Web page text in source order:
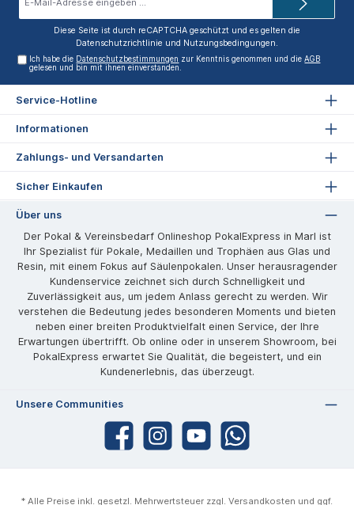
Diese Seite ist durch reCAPTCHA geschützt und es gelten die
Datenschutzrichtlinie und Nutzungsbedingungen.
Ich habe die Datenschutzbestimmungen zur Kenntnis genommen und dieAGB
gelesen und bin mit ihnen einverstanden.
Service-Hotline
Informationen
Zahlungs- und Versandarten
Sicher Einkaufen
Über uns
Der Pokal & Vereinsbedarf Onlineshop PokalExpress in Marl ist
Ihr Spezialist für Pokale, Medaillen und Trophäen aus Glas und
Resin, mit einem Fokus auf Säulenpokalen. Unser herausragender
Kundenservice zeichnet sich durch Schnelligkeit und
Zuverlässigkeit aus, um jedem Anlass gerecht zu werden. Wir
verstehen die Bedeutung jedes besonderen Moments und bieten
neben einer breiten Produktvielfalt einen Service, der Ihre
Erwartungen übertrifft. Ob online oder in unserem Showroom, bei
PokalExpress erwartet Sie Qualität, die begeistert, und ein
Kundenerlebnis, das überzeugt.
Unsere Communities
* Alle Preise inkl. gesetzl. Mehrwertsteuer zzgl. Versandkosten und ggf.